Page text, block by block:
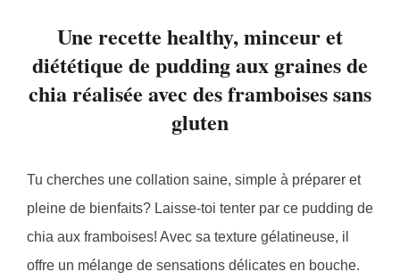
Une recette healthy, minceur et
diététique de pudding aux graines de
chia réalisée avec des framboises sans
gluten
Tu cherches une collation saine, simple à préparer et
pleine de bienfaits? Laisse-toi tenter par ce pudding de
chia aux framboises! Avec sa texture gélatineuse, il
offre un mélange de sensations délicates en bouche.